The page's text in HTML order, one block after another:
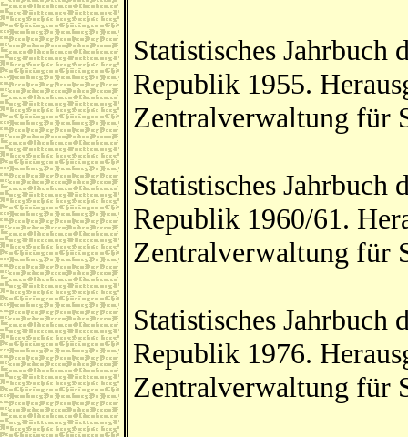
Statistisches Jahrbuch
Republik 1955.
Zentralverwaltung für
Statistisches Jahrbuch
Republik 1960/61.
Zentralverwaltung für
Statistisches Jahrbuch
Republik 1976.
Zentralverwaltung für